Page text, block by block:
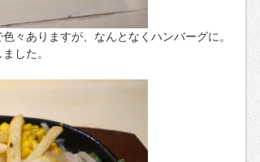
々ありますが、なんとなくハンバーグに。
した。